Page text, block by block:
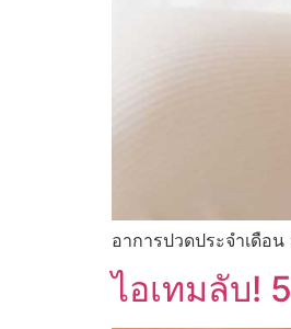
อาการปวดประจำเดือ
ไอเทมลับ!